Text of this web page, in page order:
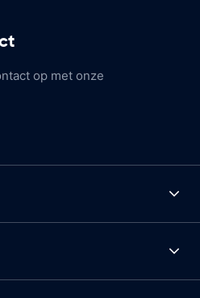
op met onze